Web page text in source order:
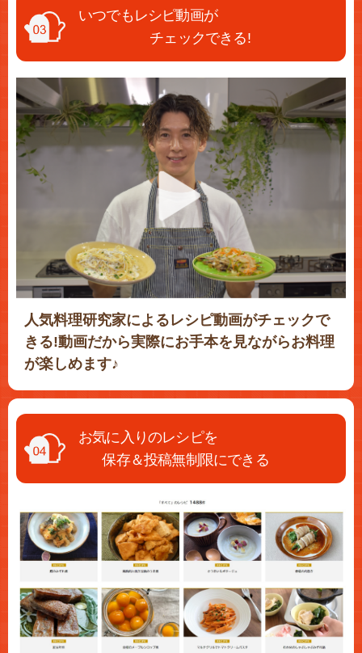
いつでもレシピ動画が
チェックできる!
人気料理研究家によるレシピ動画がチェックで
きる!動画だから実際にお手本を見ながらお料理
が楽しめます♪
お気に入りのレシピを
保存＆投稿無制限にできる